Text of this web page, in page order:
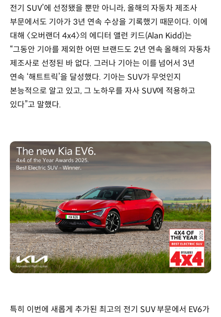
전기 SUV’에 선정됐을 뿐만 아니라, 올해의 자동차 제조사
부문에서도 기아가 3년 연속 수상을 기록했기 때문이다. 이에
대해 〈오버랜더 4x4〉의 에디터 앨런 키드(Alan Kidd)는
“그동안 기아를 제외한 어떤 브랜드도 2년 연속 올해의 자동차
제조사로 선정된 바 없다. 그러나 기아는 이를 넘어서 3년
연속 ‘해트트릭’을 달성했다. 기아는 SUV가 무엇인지
본능적으로 알고 있고, 그 노하우를 자사 SUV에 적용하고
있다”고 말했다.
특히 이번에 새롭게 추가된 최고의 전기 SUV 부문에서 EV6가